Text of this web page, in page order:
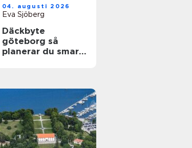
04. augusti 2026
Eva Sjöberg
Däckbyte
göteborg så
planerar du smart